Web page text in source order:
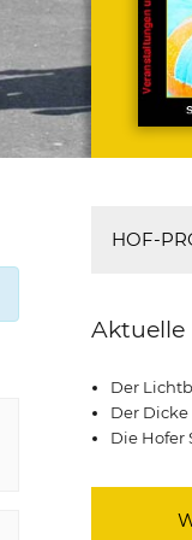
HOF-
Aktuelle
Der
Der
Die Hofer